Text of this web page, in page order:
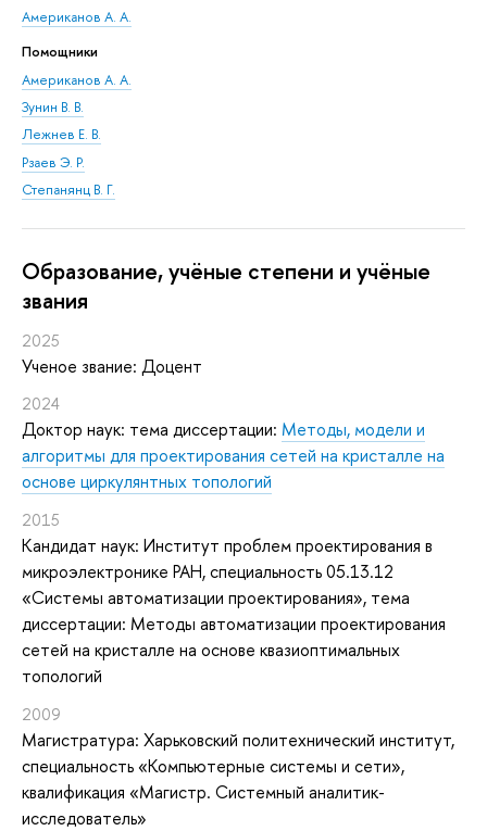
Американов А. А.
Помощники
Американов А. А.
Зунин В. В.
Лежнев Е. В.
Рзаев Э. Р.
Степанянц В. Г.
Oбразование, учёные степени и учёные
звания
2025
Ученое звание: Доцент
2024
Доктор наук: тема диссертации: Методы, модели и
алгоритмы для проектирования сетей на кристалле на
основе циркулянтных топологий
2015
Кандидат наук: Институт проблем проектирования в
микроэлектронике РАН, специальность 05.13.12
«Системы автоматизации проектирования», тема
диссертации: Методы автоматизации проектирования
сетей на кристалле на основе квазиоптимальных
топологий
2009
Магистратура: Харьковский политехнический институт,
специальность «Компьютерные системы и сети»,
квалификация «Магистр. Системный аналитик-
исследователь»